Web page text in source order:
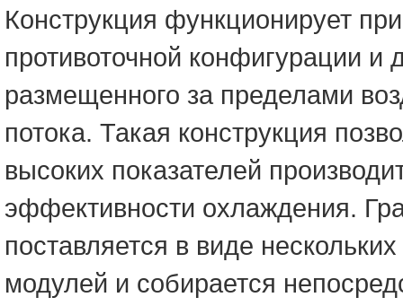
Конструкция функционирует
противоточной конфигурации и
размещенного за пределами
потока. Такая конструкция
высоких показателей
эффективности охлаждения.
поставляется в виде
модулей и собирается